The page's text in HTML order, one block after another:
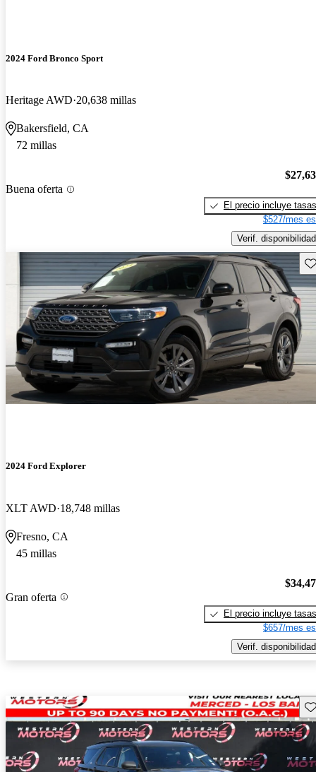
2024 Ford Bronco Sport
Heritage AWD 20,638 millas
Bakersfield, CA
72 millas
Buena oferta
El precio incluye tasas
$527/mes
Verif. disponibilidad
2024 Ford Explorer
XLT AWD 18,748 millas
Fresno, CA
45 millas
Gran oferta
El precio incluye tasas
$657/mes
Verif. disponibilidad